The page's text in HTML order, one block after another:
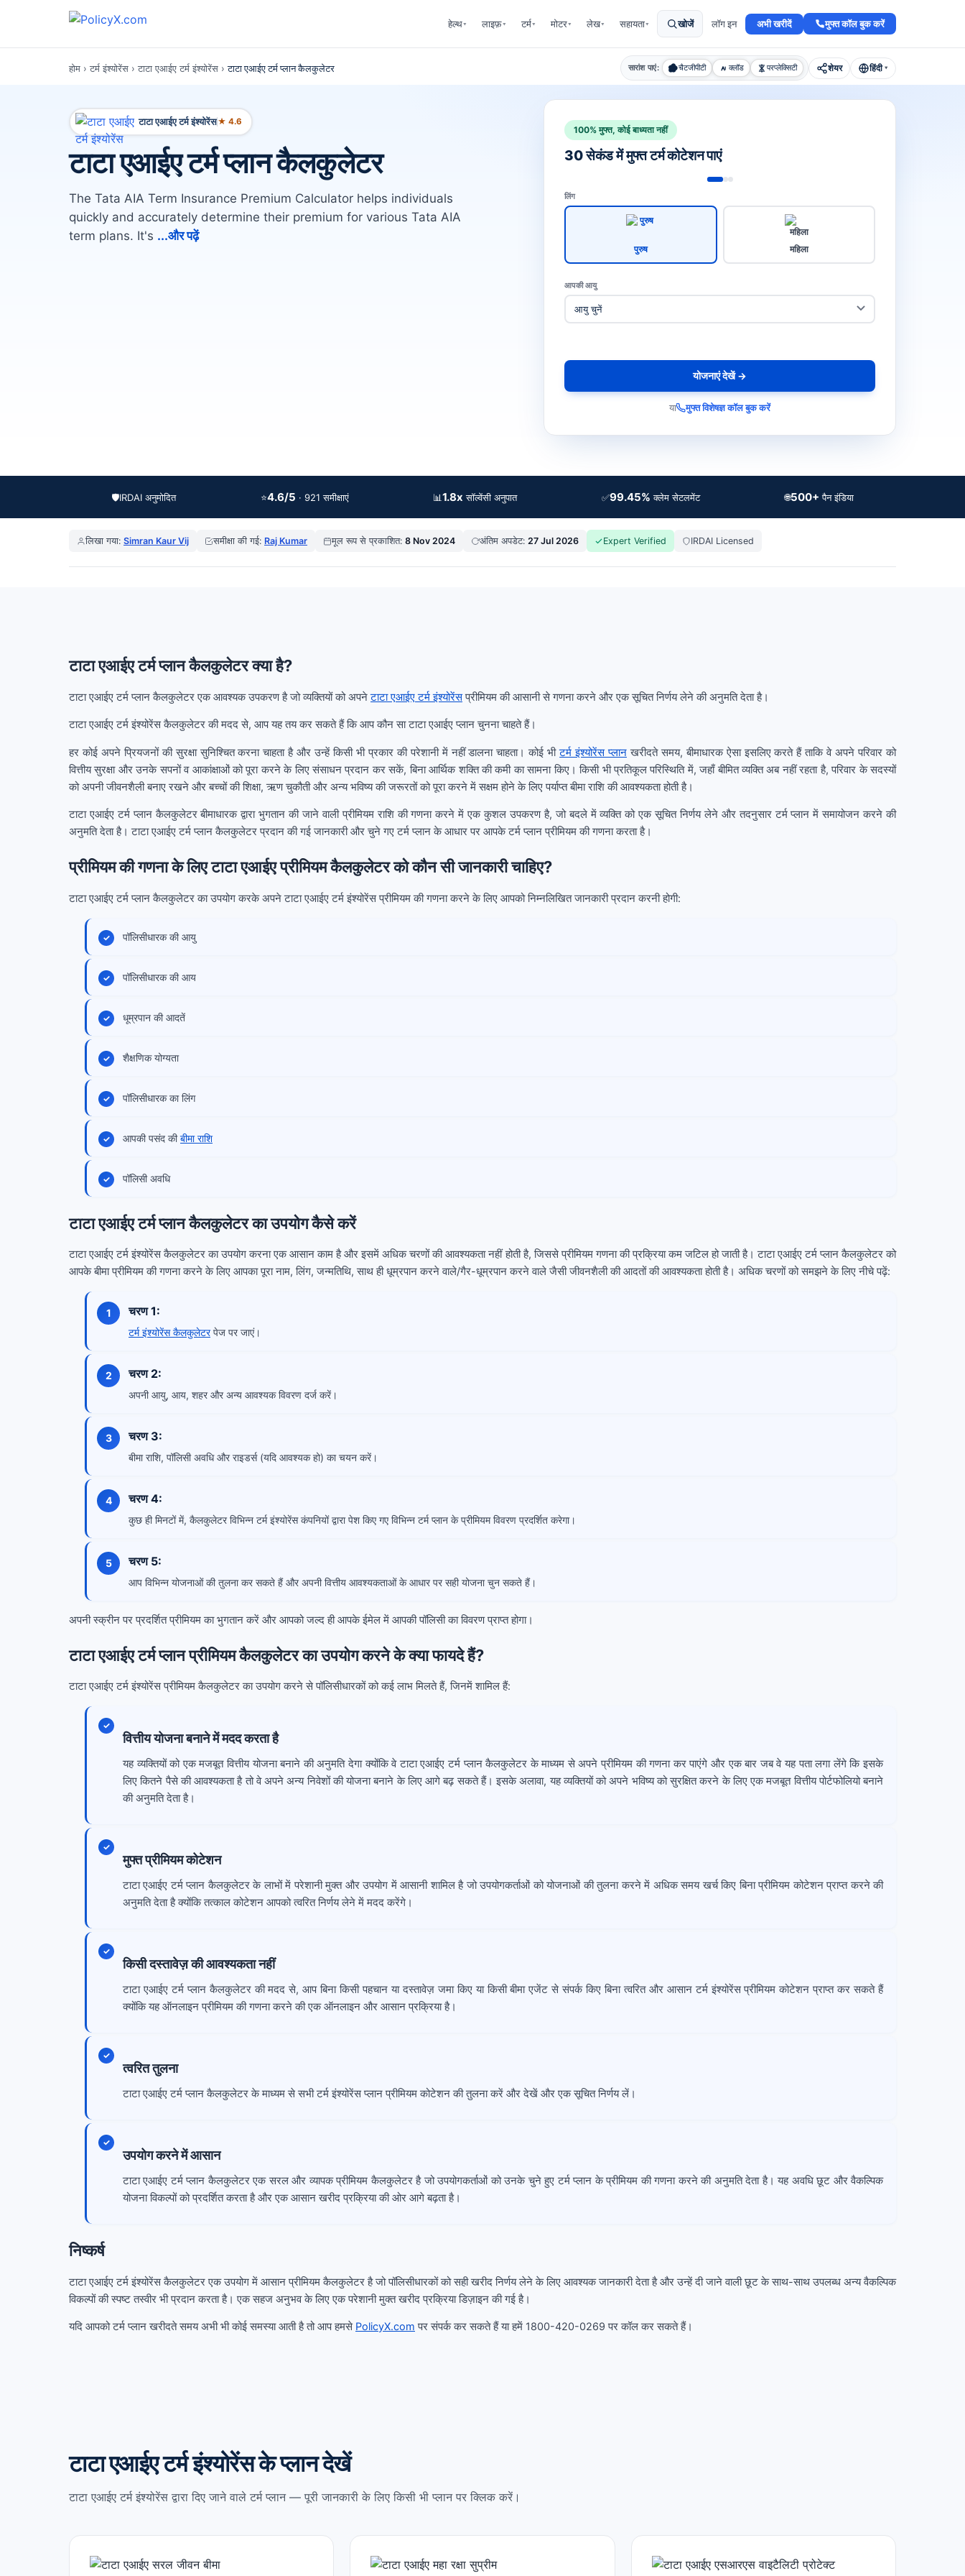
हेल्थ▾ लाइफ़▾ टर्म▾ मोटर▾ लेख▾ सहायता▾ खोजें लॉग इन अभी खरीदें मुफ्त कॉल बुक करें
होम › टर्म इंश्योरेंस › टाटा एआईए टर्म इंश्योरेंस ›टाटा एआईए टर्म प्लान कैलकुलेटर सारांश पाएं: चैटजीपीटी क्लॉड परप्लेक्सिटी शेयर हिंदी ▾
टाटा एआईए टर्म इंश्योरेंस★ 4.6
टाटा एआईए टर्म प्लान कैलकुलेटर
The Tata AIA Term Insurance Premium Calculator helps individuals
quickly and accurately determine their premium for various Tata AIA
term plans. It's ...और पढ़ें
100% मुफ्त, कोई बाध्यता नहीं
30 सेकंड में मुफ्त टर्म कोटेशन पाएं
लिंग
पुरुष महिला
आपकी आयु
योजनाएं देखें →
या मुफ्त विशेषज्ञ कॉल बुक करें
🛡️IRDAI अनुमोदित ⭐4.6/5 · 921 समीक्षाएं 📊1.8x सॉल्वेंसी अनुपात ✅99.45% क्लेम सेटलमेंट 🌐500+ पैन इंडिया
लिखा गया: Simran Kaur Vij समीक्षा की गई: Raj Kumar मूल रूप से प्रकाशित: 8 Nov 2024 अंतिम अपडेट: 27 Jul 2026 Expert Verified IRDAI Licensed
टाटा एआईए टर्म प्लान कैलकुलेटर क्या है?
टाटा एआईए टर्म प्लान कैलकुलेटर एक आवश्यक उपकरण है जो व्यक्तियों को अपनेटाटा एआईए टर्म इंश्योरेंसप्रीमियम की आसानी से गणना करने और एक सूचित निर्णय लेने की अनुमति देता है।
टाटा एआईए टर्म इंश्योरेंस कैलकुलेटर की मदद से, आप यह तय कर सकते हैं कि आप कौन सा टाटा एआईए प्लान चुनना चाहते हैं।
हर कोई अपने प्रियजनों की सुरक्षा सुनिश्चित करना चाहता है और उन्हें किसी भी प्रकार की परेशानी में नहीं डालना चाहता। कोई भीटर्म इंश्योरेंस प्लानखरीदते समय, बीमाधारक ऐसा इसलिए करते हैं ताकि वे अपने परिवार को
वित्तीय सुरक्षा और उनके सपनों व आकांक्षाओं को पूरा करने के लिए संसाधन प्रदान कर सकें, बिना आर्थिक शक्ति की कमी का सामना किए। किसी भी प्रतिकूल परिस्थिति में, जहाँ बीमित व्यक्ति अब नहीं रहता है, परिवार के सदस्यों
को अपनी जीवनशैली बनाए रखने और बच्चों की शिक्षा, ऋण चुकौती और अन्य भविष्य की जरूरतों को पूरा करने में सक्षम होने के लिए पर्याप्त बीमा राशि की आवश्यकता होती है।
टाटा एआईए टर्म प्लान कैलकुलेटर बीमाधारक द्वारा भुगतान की जाने वाली प्रीमियम राशि की गणना करने में एक कुशल उपकरण है, जो बदले में व्यक्ति को एक सूचित निर्णय लेने और तदनुसार टर्म प्लान में समायोजन करने की
अनुमति देता है। टाटा एआईए टर्म प्लान कैलकुलेटर प्रदान की गई जानकारी और चुने गए टर्म प्लान के आधार पर आपके टर्म प्लान प्रीमियम की गणना करता है।
प्रीमियम की गणना के लिए टाटा एआईए प्रीमियम कैलकुलेटर को कौन सी जानकारी चाहिए?
टाटा एआईए टर्म प्लान कैलकुलेटर का उपयोग करके अपने टाटा एआईए टर्म इंश्योरेंस प्रीमियम की गणना करने के लिए आपको निम्नलिखित जानकारी प्रदान करनी होगी:
पॉलिसीधारक की आयु
पॉलिसीधारक की आय
धूम्रपान की आदतें
शैक्षणिक योग्यता
पॉलिसीधारक का लिंग
आपकी पसंद कीबीमा राशि
पॉलिसी अवधि
टाटा एआईए टर्म प्लान कैलकुलेटर का उपयोग कैसे करें
टाटा एआईए टर्म इंश्योरेंस कैलकुलेटर का उपयोग करना एक आसान काम है और इसमें अधिक चरणों की आवश्यकता नहीं होती है, जिससे प्रीमियम गणना की प्रक्रिया कम जटिल हो जाती है। टाटा एआईए टर्म प्लान कैलकुलेटर को
आपके बीमा प्रीमियम की गणना करने के लिए आपका पूरा नाम, लिंग, जन्मतिथि, साथ ही धूम्रपान करने वाले/गैर-धूम्रपान करने वाले जैसी जीवनशैली की आदतों की आवश्यकता होती है। अधिक चरणों को समझने के लिए नीचे पढ़ें:
चरण 1:
टर्म इंश्योरेंस कैलकुलेटरपेज पर जाएं।
चरण 2:
अपनी आयु, आय, शहर और अन्य आवश्यक विवरण दर्ज करें।
चरण 3:
बीमा राशि, पॉलिसी अवधि और राइडर्स (यदि आवश्यक हो) का चयन करें।
चरण 4:
कुछ ही मिनटों में, कैलकुलेटर विभिन्न टर्म इंश्योरेंस कंपनियों द्वारा पेश किए गए विभिन्न टर्म प्लान के प्रीमियम विवरण प्रदर्शित करेगा।
चरण 5:
आप विभिन्न योजनाओं की तुलना कर सकते हैं और अपनी वित्तीय आवश्यकताओं के आधार पर सही योजना चुन सकते हैं।
अपनी स्क्रीन पर प्रदर्शित प्रीमियम का भुगतान करें और आपको जल्द ही आपके ईमेल में आपकी पॉलिसी का विवरण प्राप्त होगा।
टाटा एआईए टर्म प्लान प्रीमियम कैलकुलेटर का उपयोग करने के क्या फायदे हैं?
टाटा एआईए टर्म इंश्योरेंस प्रीमियम कैलकुलेटर का उपयोग करने से पॉलिसीधारकों को कई लाभ मिलते हैं, जिनमें शामिल हैं:
वित्तीय योजना बनाने में मदद करता है
यह व्यक्तियों को एक मजबूत वित्तीय योजना बनाने की अनुमति देगा क्योंकि वे टाटा एआईए टर्म प्लान कैलकुलेटर के माध्यम से अपने प्रीमियम की गणना कर पाएंगे और एक बार जब वे यह पता लगा लेंगे कि इसके
लिए कितने पैसे की आवश्यकता है तो वे अपने अन्य निवेशों की योजना बनाने के लिए आगे बढ़ सकते हैं। इसके अलावा, यह व्यक्तियों को अपने भविष्य को सुरक्षित करने के लिए एक मजबूत वित्तीय पोर्टफोलियो बनाने
की अनुमति देता है।
मुफ्त प्रीमियम कोटेशन
टाटा एआईए टर्म प्लान कैलकुलेटर के लाभों में परेशानी मुक्त और उपयोग में आसानी शामिल है जो उपयोगकर्ताओं को योजनाओं की तुलना करने में अधिक समय खर्च किए बिना प्रीमियम कोटेशन प्राप्त करने की
अनुमति देता है क्योंकि तत्काल कोटेशन आपको त्वरित निर्णय लेने में मदद करेंगे।
किसी दस्तावेज़ की आवश्यकता नहीं
टाटा एआईए टर्म प्लान कैलकुलेटर की मदद से, आप बिना किसी पहचान या दस्तावेज़ जमा किए या किसी बीमा एजेंट से संपर्क किए बिना त्वरित और आसान टर्म इंश्योरेंस प्रीमियम कोटेशन प्राप्त कर सकते हैं
क्योंकि यह ऑनलाइन प्रीमियम की गणना करने की एक ऑनलाइन और आसान प्रक्रिया है।
त्वरित तुलना
टाटा एआईए टर्म प्लान कैलकुलेटर के माध्यम से सभी टर्म इंश्योरेंस प्लान प्रीमियम कोटेशन की तुलना करें और देखें और एक सूचित निर्णय लें।
उपयोग करने में आसान
टाटा एआईए टर्म प्लान कैलकुलेटर एक सरल और व्यापक प्रीमियम कैलकुलेटर है जो उपयोगकर्ताओं को उनके चुने हुए टर्म प्लान के प्रीमियम की गणना करने की अनुमति देता है। यह अवधि छूट और वैकल्पिक
योजना विकल्पों को प्रदर्शित करता है और एक आसान खरीद प्रक्रिया की ओर आगे बढ़ता है।
निष्कर्ष
टाटा एआईए टर्म इंश्योरेंस कैलकुलेटर एक उपयोग में आसान प्रीमियम कैलकुलेटर है जो पॉलिसीधारकों को सही खरीद निर्णय लेने के लिए आवश्यक जानकारी देता है और उन्हें दी जाने वाली छूट के साथ-साथ उपलब्ध अन्य वैकल्पिक
विकल्पों की स्पष्ट तस्वीर भी प्रदान करता है। एक सहज अनुभव के लिए एक परेशानी मुक्त खरीद प्रक्रिया डिज़ाइन की गई है।
यदि आपको टर्म प्लान खरीदते समय अभी भी कोई समस्या आती है तो आप हमसे PolicyX.com पर संपर्क कर सकते हैं या हमें 1800-420-0269 पर कॉल कर सकते हैं।
टाटा एआईए टर्म इंश्योरेंस के प्लान देखें
टाटा एआईए टर्म इंश्योरेंस द्वारा दिए जाने वाले टर्म प्लान — पूरी जानकारी के लिए किसी भी प्लान पर क्लिक करें।